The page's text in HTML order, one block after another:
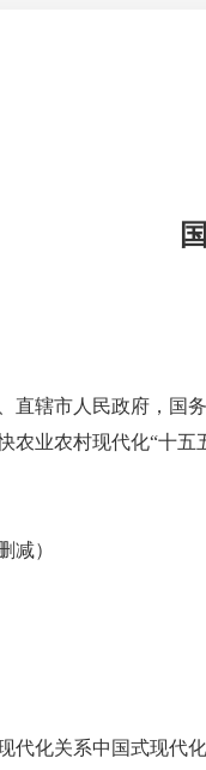
直辖市人民政府，国
农业农村现代化“十五
减）
代化关系中国式现代